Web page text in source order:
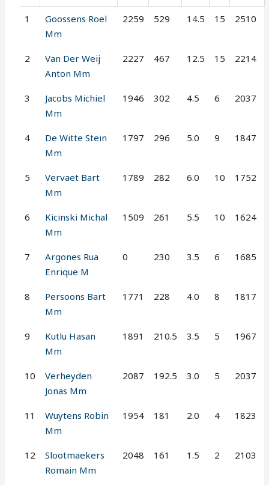
1
Goossens Roel
Mm
2259 529 14.5 15 2510
2
Van Der Weij
Anton Mm
2227 467 12.5 15 2214
3
Jacobs Michiel
Mm
1946 302 4.5 6 2037
4
De Witte Stein
Mm
1797 296 5.0 9 1847
5
Vervaet Bart
Mm
1789 282 6.0 10 1752
6
Kicinski Michal
Mm
1509 261 5.5 10 1624
7
Argones Rua
Enrique M
0 230 3.5 6 1685
8
Persoons Bart
Mm
1771 228 4.0 8 1817
9
Kutlu Hasan
Mm
1891 210.5 3.5 5 1967
10
Verheyden
Jonas Mm
2087 192.5 3.0 5 2037
11
Wuytens Robin
Mm
1954 181 2.0 4 1823
12
Slootmaekers
Romain Mm
2048 161 1.5 2 2103